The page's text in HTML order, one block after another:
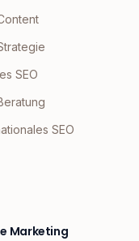
SEO
SEO
Marketing